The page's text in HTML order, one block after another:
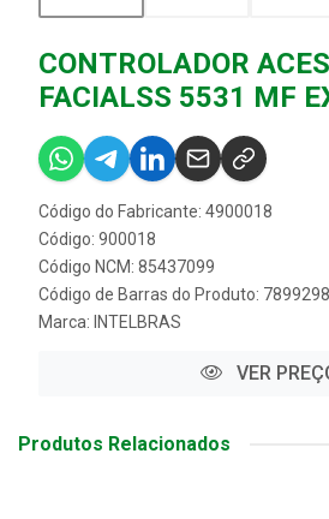
CONTROLADOR
FACIALSS 5531 MF
Código do Fabricante: 4900018
Código: 900018
Código NCM: 85437099
Código de Barras do Produto:
Marca: INTELBRAS
VER
Produtos Relacionados